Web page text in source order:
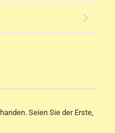
Seien Sie der Erste,